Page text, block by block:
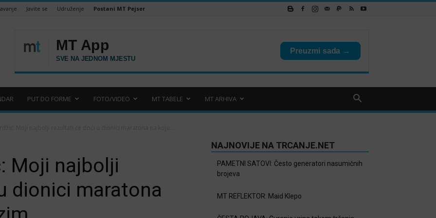
Javite se Udruženje Postani MT Pejser
PUT DO FORME FOTO/VIDEO MT TABELE MT ARHIVA
Moji najbolji
dionici maratona
NAJNOVIJE NA TRCANJE.NET
PAMETNI SATOVI: Često generatori nasumičnih
brojeva
MT REFLEKTOR: Maid Klepo